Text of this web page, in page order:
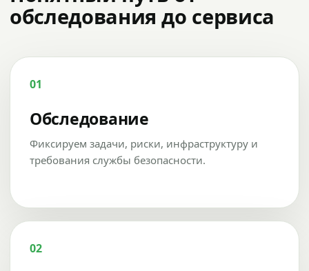
обследования до сервиса
01
Обследование
Фиксируем задачи, риски, инфраструктуру и
требования службы безопасности.
02